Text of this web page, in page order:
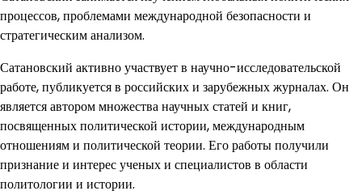
процессов, проблемами международной безопасности и
стратегическим анализом.
Сатановский активно участвует в научно-исследовательской
работе, публикуется в российских и зарубежных журналах. Он
является автором множества научных статей и книг,
посвященных политической истории, международным
отношениям и политической теории. Его работы получили
признание и интерес ученых и специалистов в области
политологии и истории.